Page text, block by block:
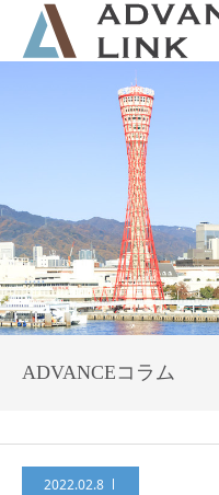
ADVANCEコラム
2022.02.8
会社概要
ネット保険
事業保険